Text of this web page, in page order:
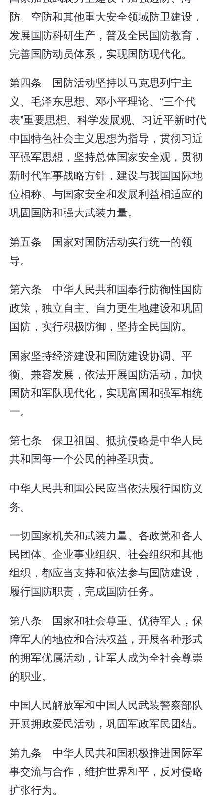
防、空防和其他重大安全领域防卫建设，
发展国防科研生产，普及全民国防教育，
完善国防动员体系，实现国防现代化。
第四条 国防活动坚持以马克思列宁主
义、毛泽东思想、邓小平理论、“三个代
表”重要思想、科学发展观、习近平新时代
中国特色社会主义思想为指导，贯彻习近
平强军思想，坚持总体国家安全观，贯彻
新时代军事战略方针，建设与我国国际地
位相称、与国家安全和发展利益相适应的
巩固国防和强大武装力量。
第五条 国家对国防活动实行统一的领
导。
第六条 中华人民共和国奉行防御性国防
政策，独立自主、自力更生地建设和巩固
国防，实行积极防御，坚持全民国防。
国家坚持经济建设和国防建设协调、平
衡、兼容发展，依法开展国防活动，加快
国防和军队现代化，实现富国和强军相统
一。
第七条 保卫祖国、抵抗侵略是中华人民
共和国每一个公民的神圣职责。
中华人民共和国公民应当依法履行国防义
务。
一切国家机关和武装力量、各政党和各人
民团体、企业事业组织、社会组织和其他
组织，都应当支持和依法参与国防建设，
履行国防职责，完成国防任务。
第八条 国家和社会尊重、优待军人，保
障军人的地位和合法权益，开展各种形式
的拥军优属活动，让军人成为全社会尊崇
的职业。
中国人民解放军和中国人民武装警察部队
开展拥政爱民活动，巩固军政军民团结。
第九条 中华人民共和国积极推进国际军
事交流与合作，维护世界和平，反对侵略
扩张行为。